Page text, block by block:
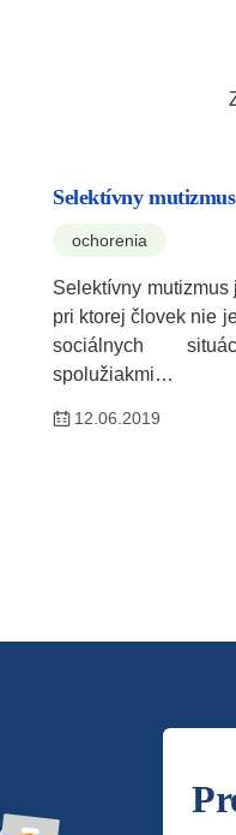
Selektívny mutizmus
ochorenia
Selektívny
pri ktorej človek nie
sociálnych
spolužiakmi…
12.06.2019